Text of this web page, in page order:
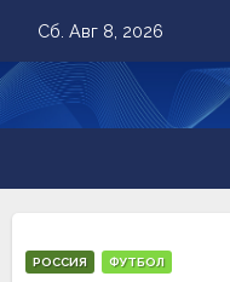
content
Сб. Авг 8, 2026
РОССИЯ ФУТБОЛ